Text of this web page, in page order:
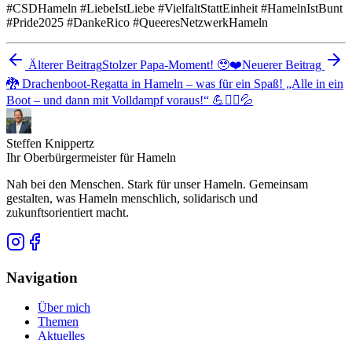
#CSDHameln #LiebeIstLiebe #VielfaltStattEinheit #HamelnIstBunt
#Pride2025 #DankeRico #QueeresNetzwerkHameln
Älterer BeitragStolzer Papa-Moment! 🥹❤️Neuerer Beitrag
🐉 Drachenboot-Regatta in Hameln – was für ein Spaß! „Alle in ein
Boot – und dann mit Volldampf voraus!“ 💪🚣‍♂️💦
Steffen Knippertz
Ihr Oberbürgermeister für Hameln
Nah bei den Menschen. Stark für unser Hameln. Gemeinsam
gestalten, was Hameln menschlich, solidarisch und
zukunftsorientiert macht.
Navigation
Über mich
Themen
Aktuelles